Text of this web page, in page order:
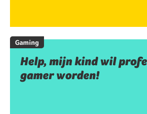
Gaming
Help, mijn kind wil
gamer worden!